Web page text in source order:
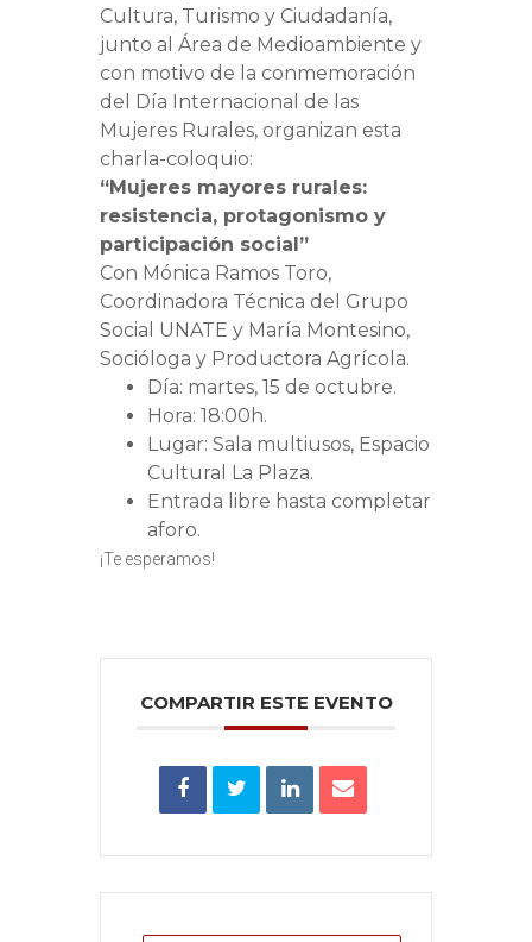
Cultura, Turismo y Ciudadanía,
junto al Área de Medioambiente y
con motivo de la conmemoración
del Día Internacional de las
Mujeres Rurales, organizan esta
charla-coloquio:
“Mujeres mayores rurales:
resistencia, protagonismo y
participación social”
Con Mónica Ramos Toro,
Coordinadora Técnica del Grupo
Social UNATE y María Montesino,
Socióloga y Productora Agrícola.
Día: martes, 15 de octubre.
Hora: 18:00h.
Lugar: Sala multiusos, Espacio
Cultural La Plaza.
Entrada libre hasta completar
aforo.
¡Te esperamos!
COMPARTIR ESTE EVENTO